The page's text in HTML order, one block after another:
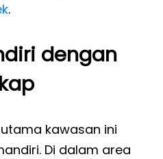
.
dengan
kawasan ini
Di dalam area